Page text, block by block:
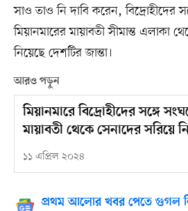
সাও তাও নি দাবি করেন, বিদ্রোহীদের
মিয়ানমারের মায়াবতী সীমান্ত এলাকা
নিয়েছে দেশটির জান্তা।
আরও পড়ুন
মিয়ানমারে বিদ্রোহীদের সঙ্গে
মায়াবতী থেকে সেনাদের সরিয়ে
১১ এপ্রিল ২০২৪
প্রথম আলোর খবর পেতে গুগল